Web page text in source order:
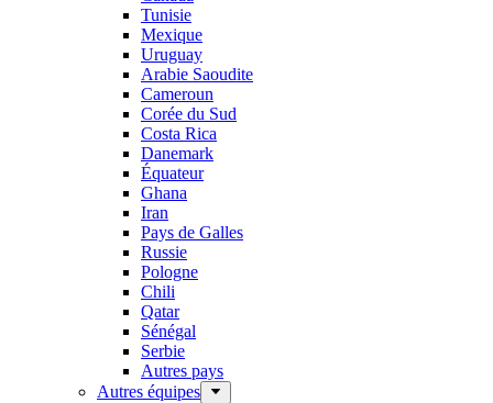
Tunisie
Mexique
Uruguay
Arabie Saoudite
Cameroun
Corée du Sud
Costa Rica
Danemark
Équateur
Ghana
Iran
Pays de Galles
Russie
Pologne
Chili
Qatar
Sénégal
Serbie
Autres pays
Autres équipes